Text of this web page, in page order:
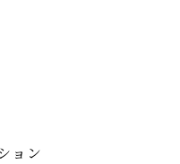
ョン